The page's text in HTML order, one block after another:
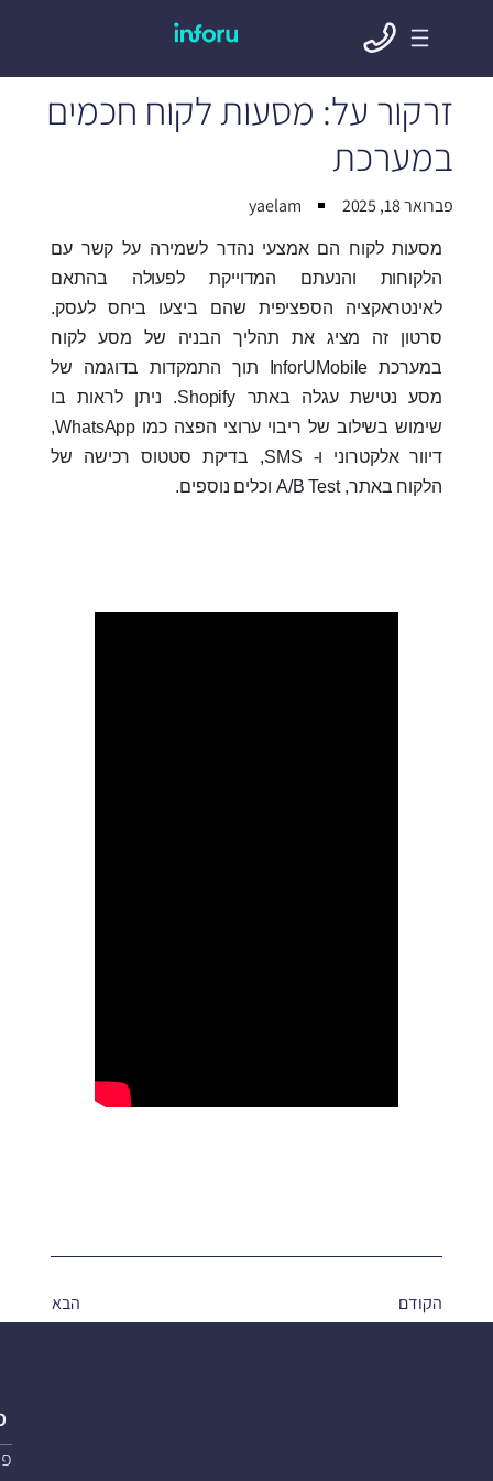
זרקור על: מסעות לקוח חכמים
במערכת
פברואר 18, 2025 yaelam
מסעות לקוח הם אמצעי נהדר לשמירה על קשר עם
הלקוחות והנעתם המדוייקת לפעולה בהתאם
לאינטראקציה הספציפית שהם ביצעו ביחס לעסק.
סרטון זה מציג את תהליך הבניה של מסע לקוח
במערכת InforUMobile תוך התמקדות בדוגמה של
מסע נטישת עגלה באתר Shopify. ניתן לראות בו
שימוש בשילוב של ריבוי ערוצי הפצה כמו WhatsApp,
דיוור אלקטרוני ו- SMS, בדיקת סטטוס רכישה של
הלקוח באתר, A/B Test וכלים נוספים.
הקודם הבא